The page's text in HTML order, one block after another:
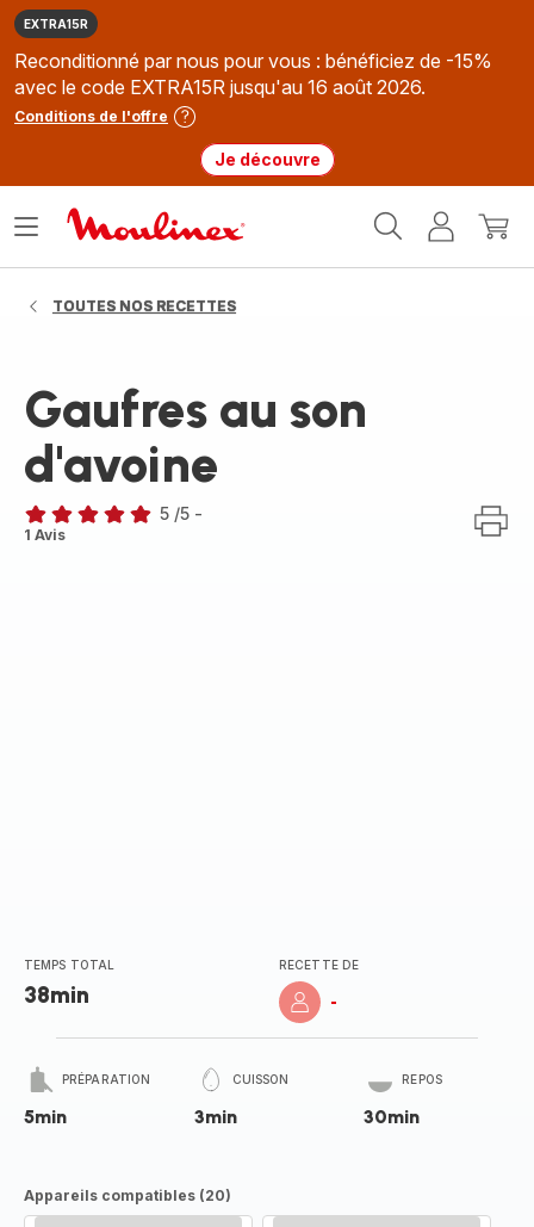
EXTRA15R
Reconditionné par nous pour vous : bénéficiez de -15%
avec le code EXTRA15R jusqu'au 16 août 2026.
Conditions de l'offre
Je découvre
MonMon
Ouvrir
TOUTES NOS RECETTES
Gaufres au son
d'avoine
Avis
5 /5 -
1 Avis
TEMPS TOTAL
38min
RECETTE DE
-
PRÉPARATION
5min
CUISSON
3min
REPOS
30min
Appareils compatibles (20)